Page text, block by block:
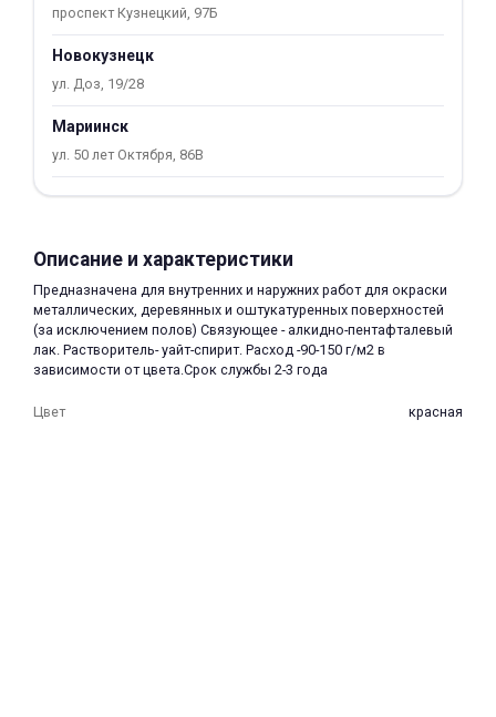
проспект Кузнецкий, 97Б
Новокузнецк
ул. Доз, 19/28
Мариинск
ул. 50 лет Октября, 86В
Описание и характеристики
Предназначена для внутренних и наружних работ для окраски
металлических, деревянных и оштукатуренных поверхностей
(за исключением полов) Связующее - алкидно-пентафталевый
лак. Растворитель- уайт-спирит. Расход -90-150 г/м2 в
зависимости от цвета.Срок службы 2-3 года
Цвет красная
недели